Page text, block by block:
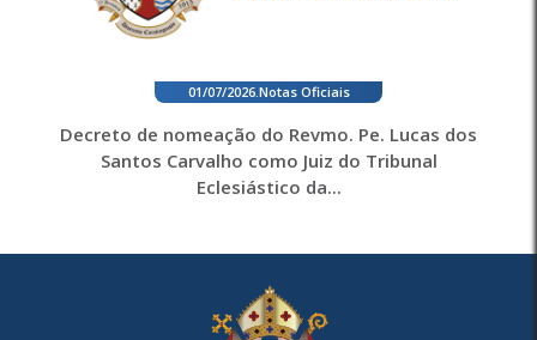
01/07/2026. Notas Oficiais
Decreto de nomeação do Revmo. Pe. Lucas dos
Santos Carvalho como Juiz do Tribunal
Eclesiástico da...